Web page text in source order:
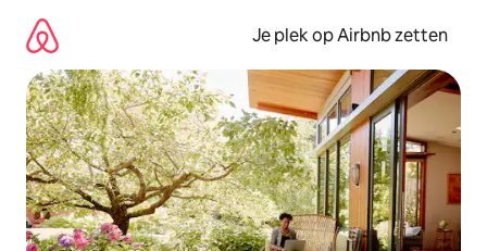
direct
naar
inhoud
Je plek op Airbnb zetten